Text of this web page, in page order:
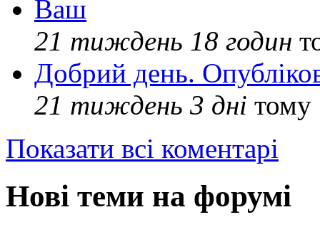
Ваш
21 тиждень 18 годин
Добрий день.
21 тиждень 3 дні тому
Показати всі коментарі
Нові теми на форумі